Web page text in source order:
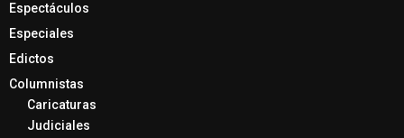
Espectáculos
Especiales
Edictos
Columnistas
Caricaturas
Judiciales